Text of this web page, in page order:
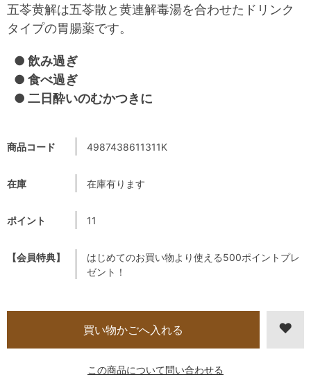
商品コード 4987438611311K
ポイント 11
在庫 在庫有ります
【会員特典】
はじめてのお買い物より使える500ポイントプレ
ゼント！
この商品について問い合わせる
五苓黄解は五苓散と黄連解毒湯を合わせたドリンク
タイプの胃腸薬です。
● 飲み過ぎ
● 食べ過ぎ
● 二日酔いのむかつきに